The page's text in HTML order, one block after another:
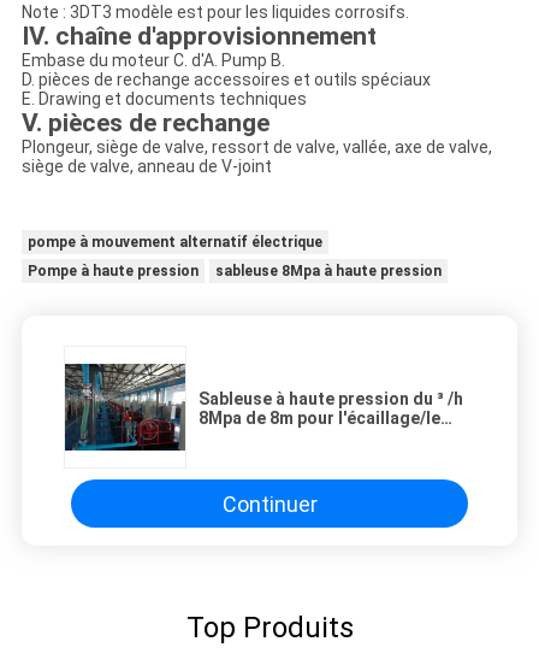
Note : 3DT3 modèle est pour les liquides corrosifs.
IV. chaîne d'approvisionnement
Embase du moteur C. d'A. Pump B.
D. pièces de rechange accessoires et outils spéciaux
E. Drawing et documents techniques
V. pièces de rechange
Plongeur, siège de valve, ressort de valve, vallée, axe de valve,
siège de valve, anneau de V-joint
pompe à mouvement alternatif électrique
Pompe à haute pression
sableuse 8Mpa à haute pression
Sableuse à haute pression du ³ /h
8Mpa de 8m pour l'écaillage/le
Continuer
Top Produits